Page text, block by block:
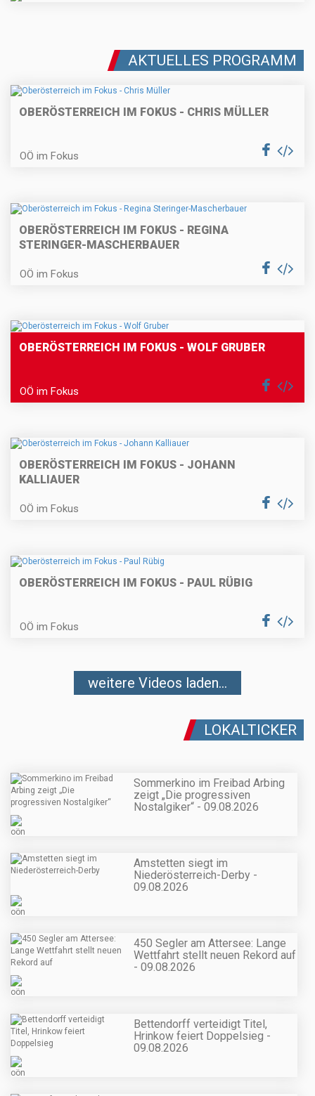
AKTUELLES PROGRAMM
OBERÖSTERREICH IM FOKUS - CHRIS MÜLLER
OÖ im Fokus
OBERÖSTERREICH IM FOKUS - REGINA
STERINGER-MASCHERBAUER
OÖ im Fokus
OBERÖSTERREICH IM FOKUS - WOLF GRUBER
OÖ im Fokus
OBERÖSTERREICH IM FOKUS - JOHANN
KALLIAUER
OÖ im Fokus
OBERÖSTERREICH IM FOKUS - PAUL RÜBIG
OÖ im Fokus
weitere Videos laden...
LOKALTICKER
Sommerkino im Freibad Arbing
zeigt „Die progressiven
Nostalgiker“ - 09.08.2026
Amstetten siegt im
Niederösterreich-Derby -
09.08.2026
450 Segler am Attersee: Lange
Wettfahrt stellt neuen Rekord auf
- 09.08.2026
Bettendorff verteidigt Titel,
Hrinkow feiert Doppelsieg -
09.08.2026